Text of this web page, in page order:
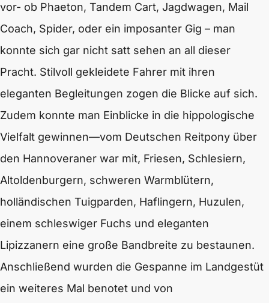
vor- ob Phaeton, Tandem Cart, Jagdwagen, Mail
Coach, Spider, oder ein imposanter Gig – man
konnte sich gar nicht satt sehen an all dieser
Pracht. Stilvoll gekleidete Fahrer mit ihren
eleganten Begleitungen zogen die Blicke auf sich.
Zudem konnte man Einblicke in die hippologische
Vielfalt gewinnen—vom Deutschen Reitpony über
den Hannoveraner war mit, Friesen, Schlesiern,
Altoldenburgern, schweren Warmblütern,
holländischen Tuigparden, Haflingern, Huzulen,
einem schleswiger Fuchs und eleganten
Lipizzanern eine große Bandbreite zu bestaunen.
Anschließend wurden die Gespanne im Landgestüt
ein weiteres Mal benotet und von